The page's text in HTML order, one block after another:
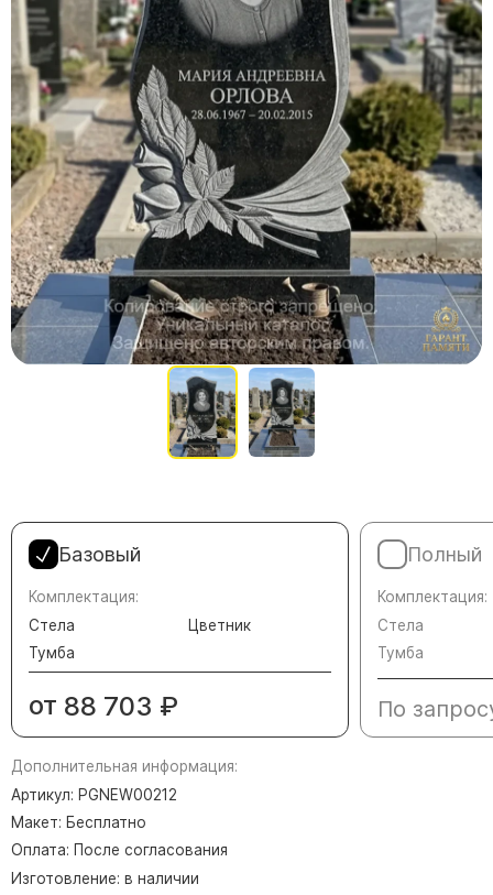
Мемориальные комплексы
Памятники с полноформатным фото
Склеп
Cкульптуры ангел
Детские памятники
Памятники Мусульманские
Памятники Армянские
Европейские памятники
Памятники "Клипарт"
Семейные памятники ( памятники на двоих )
Памятники в форме креста
Зеркальные памятники
Памятники из белого мрамора Коелга
Креативные памятники
Памятники комбинированные
Памятники из цветного гранита
Памятники красно-черные
Памятники серые
Памятники зеленые
Памятники из Дымовского гранита
Памятники из гранита Возрождение
Базовый
Комплектация:
Стела
Тумба
Цветник
от 88 703 ₽
Полный
Комплектация:
Стела
Тумба
По
Дополнительная информация:
Артикул: PGNEW00212
Макет: Бесплатно
Оплата: После согласования
Изготовление: в наличии